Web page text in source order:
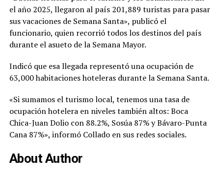
el año 2025, llegaron al país 201,889 turistas para pasar
sus vacaciones de Semana Santa», publicó el
funcionario, quien recorrió todos los destinos del país
durante el asueto de la Semana Mayor.
Indicó que esa llegada representó una ocupación de
63,000 habitaciones hoteleras durante la Semana Santa.
«Si sumamos el turismo local, tenemos una tasa de
ocupación hotelera en niveles también altos: Boca
Chica-Juan Dolio con 88.2%, Sosúa 87% y Bávaro-Punta
Cana 87%», informó Collado en sus redes sociales.
About Author